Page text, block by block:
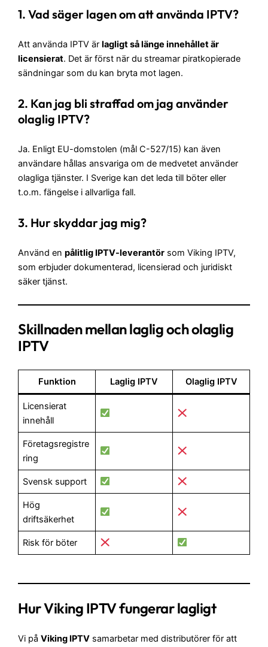
1. Vad säger lagen om att använda IPTV?
Att använda IPTV är lagligt så länge innehållet är
licensierat. Det är först när du streamar piratkopierade
sändningar som du kan bryta mot lagen.
2. Kan jag bli straffad om jag använder
olaglig IPTV?
Ja. Enligt EU-domstolen (mål C-527/15) kan även
användare hållas ansvariga om de medvetet använder
olagliga tjänster. I Sverige kan det leda till böter eller
t.o.m. fängelse i allvarliga fall.
3. Hur skyddar jag mig?
Använd en pålitlig IPTV-leverantör som Viking IPTV,
som erbjuder dokumenterad, licensierad och juridiskt
säker tjänst.
Skillnaden mellan laglig och olaglig
IPTV
Funktion Laglig IPTV Olaglig IPTV
Licensierat
innehåll
Företagsregistre
ring
Svensk support
Hög
driftsäkerhet
Risk för böter
Hur Viking IPTV fungerar lagligt
Vi på Viking IPTV samarbetar med distributörer för att